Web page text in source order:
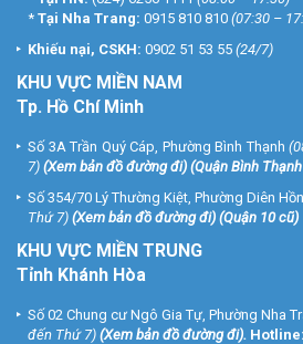
* Tại Nha Trang: 0915 810 810 (07:30 –
Khiếu nại, CSKH: 0902 51 53 55 (24/7)
KHU VỰC MIỀN NAM
Tp. Hồ Chí Minh
Số 3A Trần Quý Cáp, Phường Bình Thạnh
7) (Xem bản đồ đường đi) (Quận Bình
Số 354/70 Lý Thường Kiệt, Phường Diên
Thứ 7) (Xem bản đồ đường đi) (Quận 10 cũ)
KHU VỰC MIỀN TRUNG
Tỉnh Khánh Hòa
Số 02 Chung cư Ngô Gia Tự, Phường Nha
đến Thứ 7) (Xem bản đồ đường đi). Hotline: